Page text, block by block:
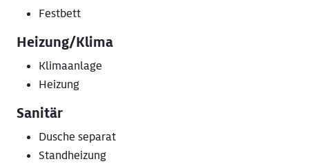
Festbett
Heizung/Klima
Klimaanlage
Heizung
Sanitär
Dusche separat
Standheizung